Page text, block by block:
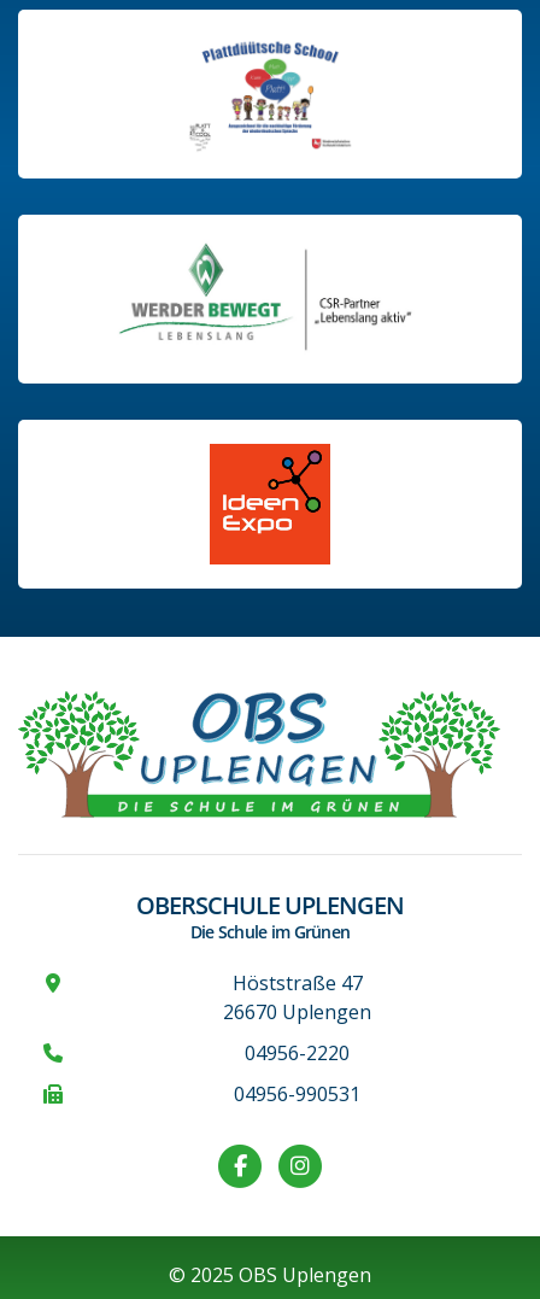
OBERSCHULE UPLENGEN
Die Schule im Grünen
Höststraße 47
26670 Uplengen
04956-2220
04956-990531
© 2025 OBS Uplengen